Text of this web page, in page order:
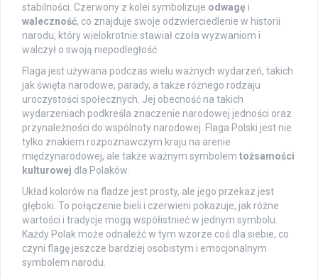
stabilności. Czerwony z kolei symbolizuje odwagę i
waleczność, co znajduje swoje odzwierciedlenie w historii
narodu, który wielokrotnie stawiał czoła wyzwaniom i
walczył o swoją niepodległość.
Flaga jest używana podczas wielu ważnych wydarzeń, takich
jak święta narodowe, parady, a także różnego rodzaju
uroczystości społecznych. Jej obecność na takich
wydarzeniach podkreśla znaczenie narodowej jedności oraz
przynależności do wspólnoty narodowej. Flaga Polski jest nie
tylko znakiem rozpoznawczym kraju na arenie
międzynarodowej, ale także ważnym symbolem tożsamości
kulturowej dla Polaków.
Układ kolorów na fladze jest prosty, ale jego przekaz jest
głęboki. To połączenie bieli i czerwieni pokazuje, jak różne
wartości i tradycje mogą współistnieć w jednym symbolu.
Każdy Polak może odnaleźć w tym wzorze coś dla siebie, co
czyni flagę jeszcze bardziej osobistym i emocjonalnym
symbolem narodu.